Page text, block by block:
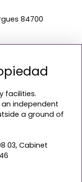
84700
facilities.
independent
a ground of
03, Cabinet